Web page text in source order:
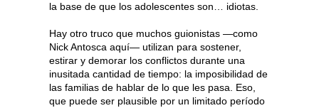
la base de que los adolescentes son… idiotas.
Hay otro truco que muchos guionistas —como
Nick Antosca aquí— utilizan para sostener,
estirar y demorar los conflictos durante una
inusitada cantidad de tiempo: la imposibilidad de
las familias de hablar de lo que les pasa. Eso,
que puede ser plausible por un limitado período